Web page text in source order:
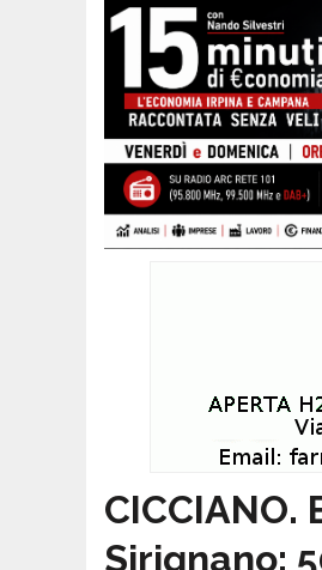
Sirignano: